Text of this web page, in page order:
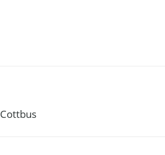
Cottbus